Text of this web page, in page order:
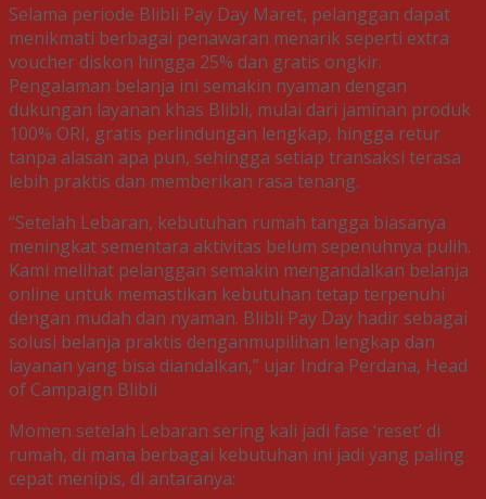
Selama periode Blibli Pay Day Maret, pelanggan dapat
menikmati berbagai penawaran menarik seperti extra
voucher diskon hingga 25% dan gratis ongkir.
Pengalaman belanja ini semakin nyaman dengan
dukungan layanan khas Blibli, mulai dari jaminan produk
100% ORI, gratis perlindungan lengkap, hingga retur
tanpa alasan apa pun, sehingga setiap transaksi terasa
lebih praktis dan memberikan rasa tenang.
“Setelah Lebaran, kebutuhan rumah tangga biasanya
meningkat sementara aktivitas belum sepenuhnya pulih.
Kami melihat pelanggan semakin mengandalkan belanja
online untuk memastikan kebutuhan tetap terpenuhi
dengan mudah dan nyaman. Blibli Pay Day hadir sebagai
solusi belanja praktis denganmupilihan lengkap dan
layanan yang bisa diandalkan,” ujar Indra Perdana, Head
of Campaign Blibli
Momen setelah Lebaran sering kali jadi fase ‘reset’ di
rumah, di mana berbagai kebutuhan ini jadi yang paling
cepat menipis, di antaranya: